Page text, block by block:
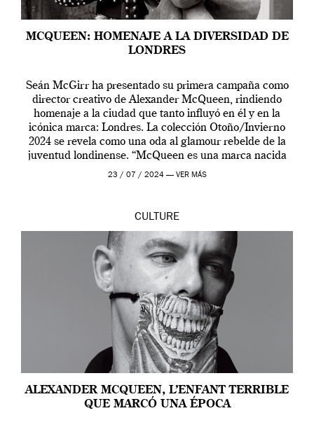
MCQUEEN: HOMENAJE A LA DIVERSIDAD DE
LONDRES
Seán McGirr ha presentado su primera campaña como
director creativo de Alexander McQueen, rindiendo
homenaje a la ciudad que tanto influyó en él y en la
icónica marca: Londres. La colección Otoño/Invierno
2024 se revela como una oda al glamour rebelde de la
juventud londinense. “McQueen es una marca nacida
en Londres y siempre ha […]
23 / 07 / 2024 — VER MÁS
CULTURE
ALEXANDER MCQUEEN, L’ENFANT TERRIBLE
QUE MARCÓ UNA ÉPOCA